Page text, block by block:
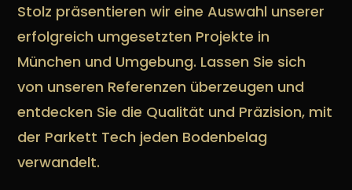
Stolz präsentieren wir eine Auswahl unserer
erfolgreich umgesetzten Projekte in
München und Umgebung. Lassen Sie sich
von unseren Referenzen überzeugen und
entdecken Sie die Qualität und Präzision, mit
der Parkett Tech jeden Bodenbelag
verwandelt.